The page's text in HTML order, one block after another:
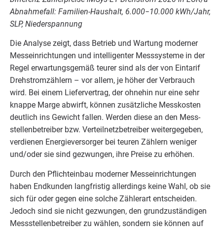
Abnah­me­fall: Fami­li­en-Haus­halt, 6.000−10.000 kWh/​Jahr,
SLP, Niederspannung
Die Ana­ly­se zeigt, dass Betrieb und War­tung moder­ner
Mess­ein­rich­tun­gen und intel­li­gen­ter Mess­sys­te­me in der
Regel erwar­tungs­ge­mäß teu­rer sind als der von Ein­ta­rif
Dreh­strom­zäh­lern – vor allem, je höher der Ver­brauch
wird. Bei einem Lie­fer­ver­trag, der ohne­hin nur eine sehr
knap­pe Mar­ge abwirft, kön­nen zusätz­li­che Mess­kos­ten
deut­lich ins Gewicht fal­len. Wer­den die­se an den Mess­
stel­len­be­trei­ber bzw. Ver­teil­netz­be­trei­ber wei­ter­ge­ge­ben,
ver­die­nen Ener­gie­ver­sor­ger bei teu­ren Zäh­lern weni­ger
und/​oder sie sind gezwun­gen, ihre Prei­se zu erhöhen.
Durch den Pflicht­ein­bau moder­ner Mess­ein­rich­tun­gen
haben End­kun­den lang­fris­tig aller­dings kei­ne Wahl, ob sie
sich für oder gegen eine sol­che Zäh­ler­art ent­schei­den.
Jedoch sind sie nicht gezwun­gen, den grund­zu­stän­di­gen
Mess­stel­len­be­trei­ber zu wäh­len, son­dern sie kön­nen auf